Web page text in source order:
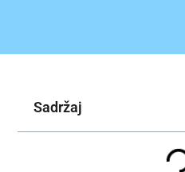
Sadržaj